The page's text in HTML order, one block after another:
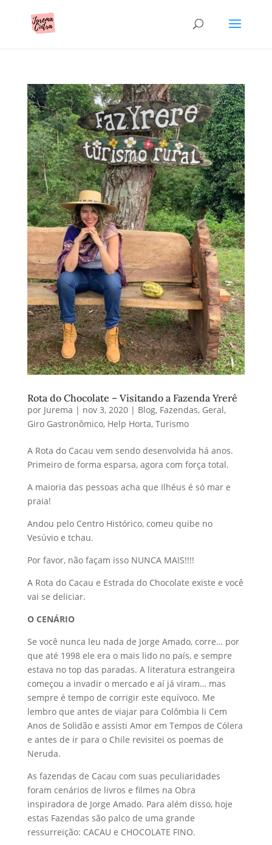
Rota do Chocolate – Visitando a Fazenda Yrerê
por Jurema | nov 3, 2020| Blog, Fazendas, Geral,
Giro Gastronômico, Help Horta, Turismo
A Rota do Cacau vem sendo desenvolvida há anos.
Primeiro de forma esparsa, agora com força total.
A maioria das pessoas acha que Ilhéus é só mar e
praia!
Andou pelo Centro Histórico, comeu quibe no
Vesúvio e tchau.
Por favor, não façam isso NUNCA MAIS!!!!
A Rota do Cacau e Estrada do Chocolate existe e você
vai se deliciar.
O CENÁRIO
Se você nunca leu nada de Jorge Amado, corre… por
que até 1998 ele era o mais lido no país, e sempre
estava no top das paradas. A literatura estrangeira
começou a invadir o mercado e aí já viram… mas
sempre é tempo de corrigir este equívoco. Me
lembro que antes de viajar para Colômbia li Cem
Anos de Solidão e assisti Amor em Tempos de Cólera
e antes de ir para o Chile revisitei os poemas de
Neruda.
As fazendas de Cacau com suas peculiaridades
foram cenários de livros e filmes na Obra
inspiradora de Jorge Amado. Para além disso, hoje
estas Fazendas são palco de uma grande
ressurreição: CACAU e CHOCOLATE FINO.